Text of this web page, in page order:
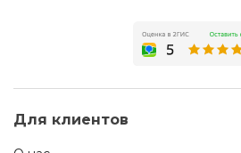
Для клиентов